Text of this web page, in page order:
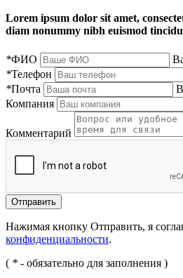
Lorem ipsum dolor sit amet,
diam nonummy nibh euismod
*ФИО
*Телефон
*Почта
Компания
Комментарий
Нажимая кнопку Отправить, я
конфиденциальности.
( * - обязательно для заполнения )